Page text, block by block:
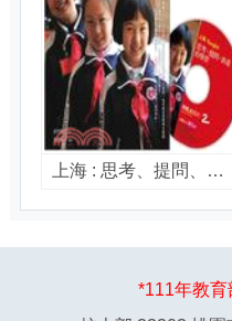
上海 : 思考、提問、表達的學習 / 許芳菊文 ; 黃建賓攝影
*111年教